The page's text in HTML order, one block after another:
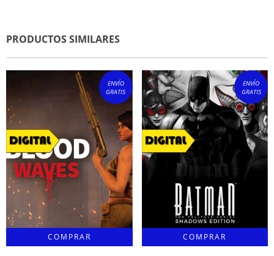
PRODUCTOS SIMILARES
ENVÍO
GRATIS
ENVÍO
GRATIS